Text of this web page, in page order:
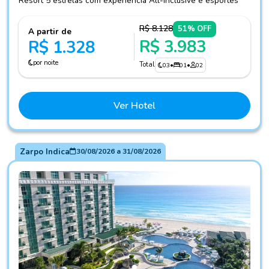
A partir de
R$ 1.328
por noite
R$ 8.128 51% OFF
R$ 3.983
Total 03• 01• 02
Ver Hotel
Zarpo Indica 30/08/2026a31/08/2026